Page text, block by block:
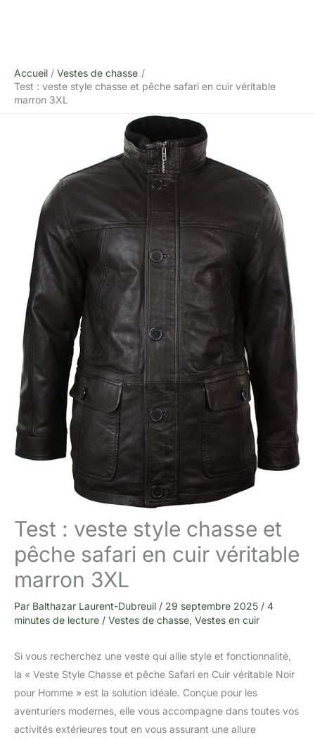
Accueil
Vestes de chasse
Test : veste style chasse et pêche safari en cuir véritable
marron 3XL
Test : veste style chasse et
pêche safari en cuir véritable
marron 3XL
Par Balthazar Laurent-Dubreuil / 29 septembre 2025 / 4
minutes de lecture / Vestes de chasse, Vestes en cuir
Si vous recherchez une veste qui allie style et fonctionnalité,
la « Veste Style Chasse et pêche Safari en Cuir véritable Noir
pour Homme » est la solution idéale. Conçue pour les
aventuriers modernes, elle vous accompagne dans toutes vos
activités extérieures tout en vous assurant une allure